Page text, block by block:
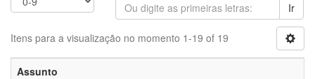
Ir
Itens para a visualização no momento 1-19 of 19
Assunto